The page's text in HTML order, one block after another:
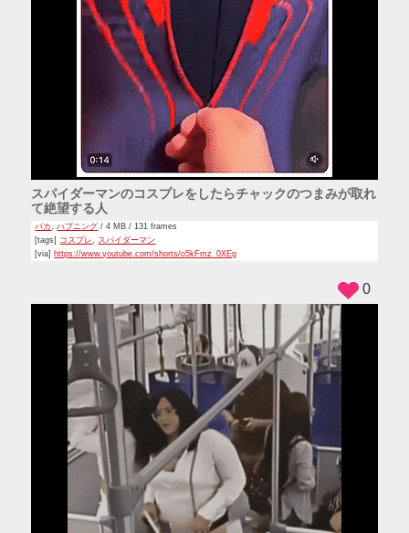
スパイダーマンのコスプレをしたらチャックのつまみが取れ
て絶望する人
バカ,ハプニング / 4 MB / 131 frames
[tags] コスプレ, スパイダーマン
[via] https://www.youtube.com/shorts/o5kFmz_0XEg
0